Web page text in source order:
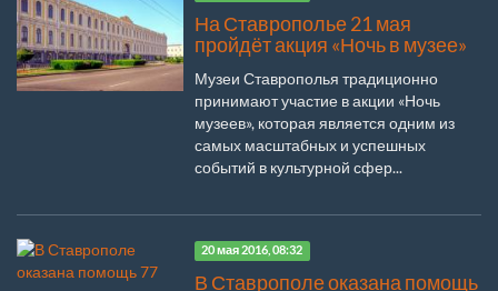
На Ставрополье 21 мая
пройдёт акция «Ночь в музее»
Музеи Ставрополья традиционно
принимают участие в акции «Ночь
музеев», которая является одним из
самых масштабных и успешных
событий в культурной сфер...
20 мая 2016, 08:32
В Ставрополе оказана помощь